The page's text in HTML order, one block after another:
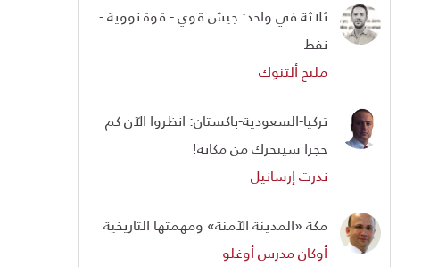
ثلاثة في واحد: جيش قوي - قوة نووية -
نفط
مليح ألتنوك
تركيا-السعودية-باكستان: انظروا الآن كم
حجرا سيتحرك من مكانه!
ندرت إرسانيل
مكة «المدينة الآمنة» ومهمتها التاريخية
أوكان مدرس أوغلو